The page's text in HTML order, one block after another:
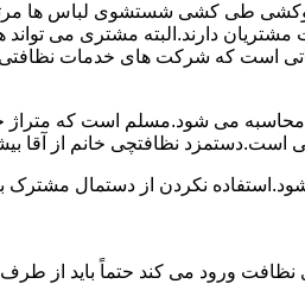
طی کشی شستشوی لباس ها
مشتریان دارند.البته مشتری می
است که شرکت های خدمات
می شود.مسلم است که متراژ
نظافتچی خانم از آقا
نکردن از دستمال
نظافت ورود می کند حتماً باید از